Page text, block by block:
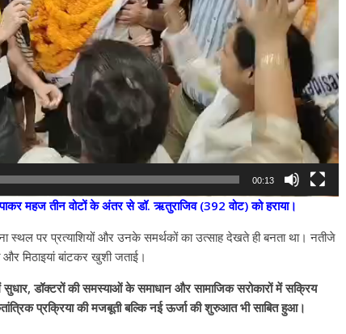
00:13
महज तीन वोटों के अंतर से डॉ. ऋतुराजिव (392 वोट) को हराया।
स्थल पर प्रत्याशियों और उनके समर्थकों का उत्साह देखते ही बनता था। नतीजे
और मिठाइयां बांटकर खुशी जताई।
डॉक्टरों की समस्याओं के समाधान और सामाजिक सरोकारों में सक्रिय
प्रक्रिया की मजबूती बल्कि नई ऊर्जा की शुरुआत भी साबित हुआ।